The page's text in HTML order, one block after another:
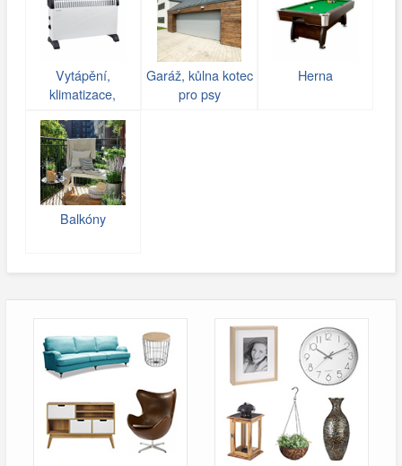
Vytápění,
klimatizace,
rekuperace
Garáž, kůlna kotec
pro psy
Herna
Balkóny